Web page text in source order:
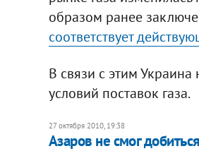
образом ранее
соответствует
В связи с этим Украина
условий поставок газа.
27 октября 2010, 19:38
Азаров не смог